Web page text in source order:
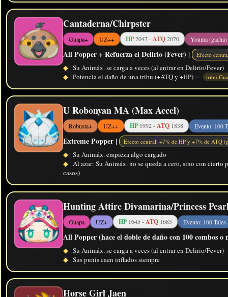
Cantaderna/Chirpster
Guapa+ UZ++ HP2047 -ATQ2070 Youma (gacha)
All Popper + Refuerza el Delirio (Fever) | Efecto
◆ Su Animáx. se carga a veces (al entrar en Delirio/Fever)
◆ Potencia el daño de una tribu (+ATQ y +HP) — tribu
U Robonyan MA (Max Accel)
Robusta+ UZ++ HP1992 -ATQ 1838 Evento: 100
Extreme Popper | Efecto central: +7% de HP y +7% de ATQ
◆ Su Animáx. empieza algo cargado
◆ Al azar: Su Animáx. no se queda a cero, sino con cierto
casos)
Hunting Attire Divamarina/Princess
Guapa UZ+ HP1645 -ATQ 1685 Evento: 100 Tales
All Popper (hace el doble de daño con 100 combos o
◆ Su Animáx. se carga a veces (al entrar en Delirio/Fever)
◆ Sus punis caen inflados siempre
Horse Girl Jaen